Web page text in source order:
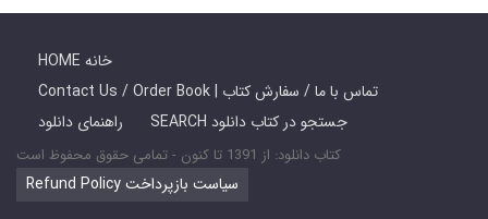
HOME خانه
Contact Us / Order Book | تماس با ما / سفارش کتاب
راهنمای دانلود
SEARCH جستجو در کتاب دانلود
کتاب دانلود: از 1391 تا کنون - تمامی حقوق محفوظ است
Refund Policy سیاست بازپرداخت